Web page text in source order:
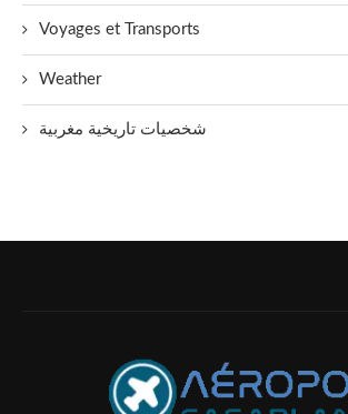
Voyages et Transports
Weather
شخصيات تاريخية مغربية